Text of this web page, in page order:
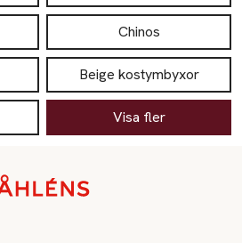
Chinos
Beige kostymbyxor
Visa fler